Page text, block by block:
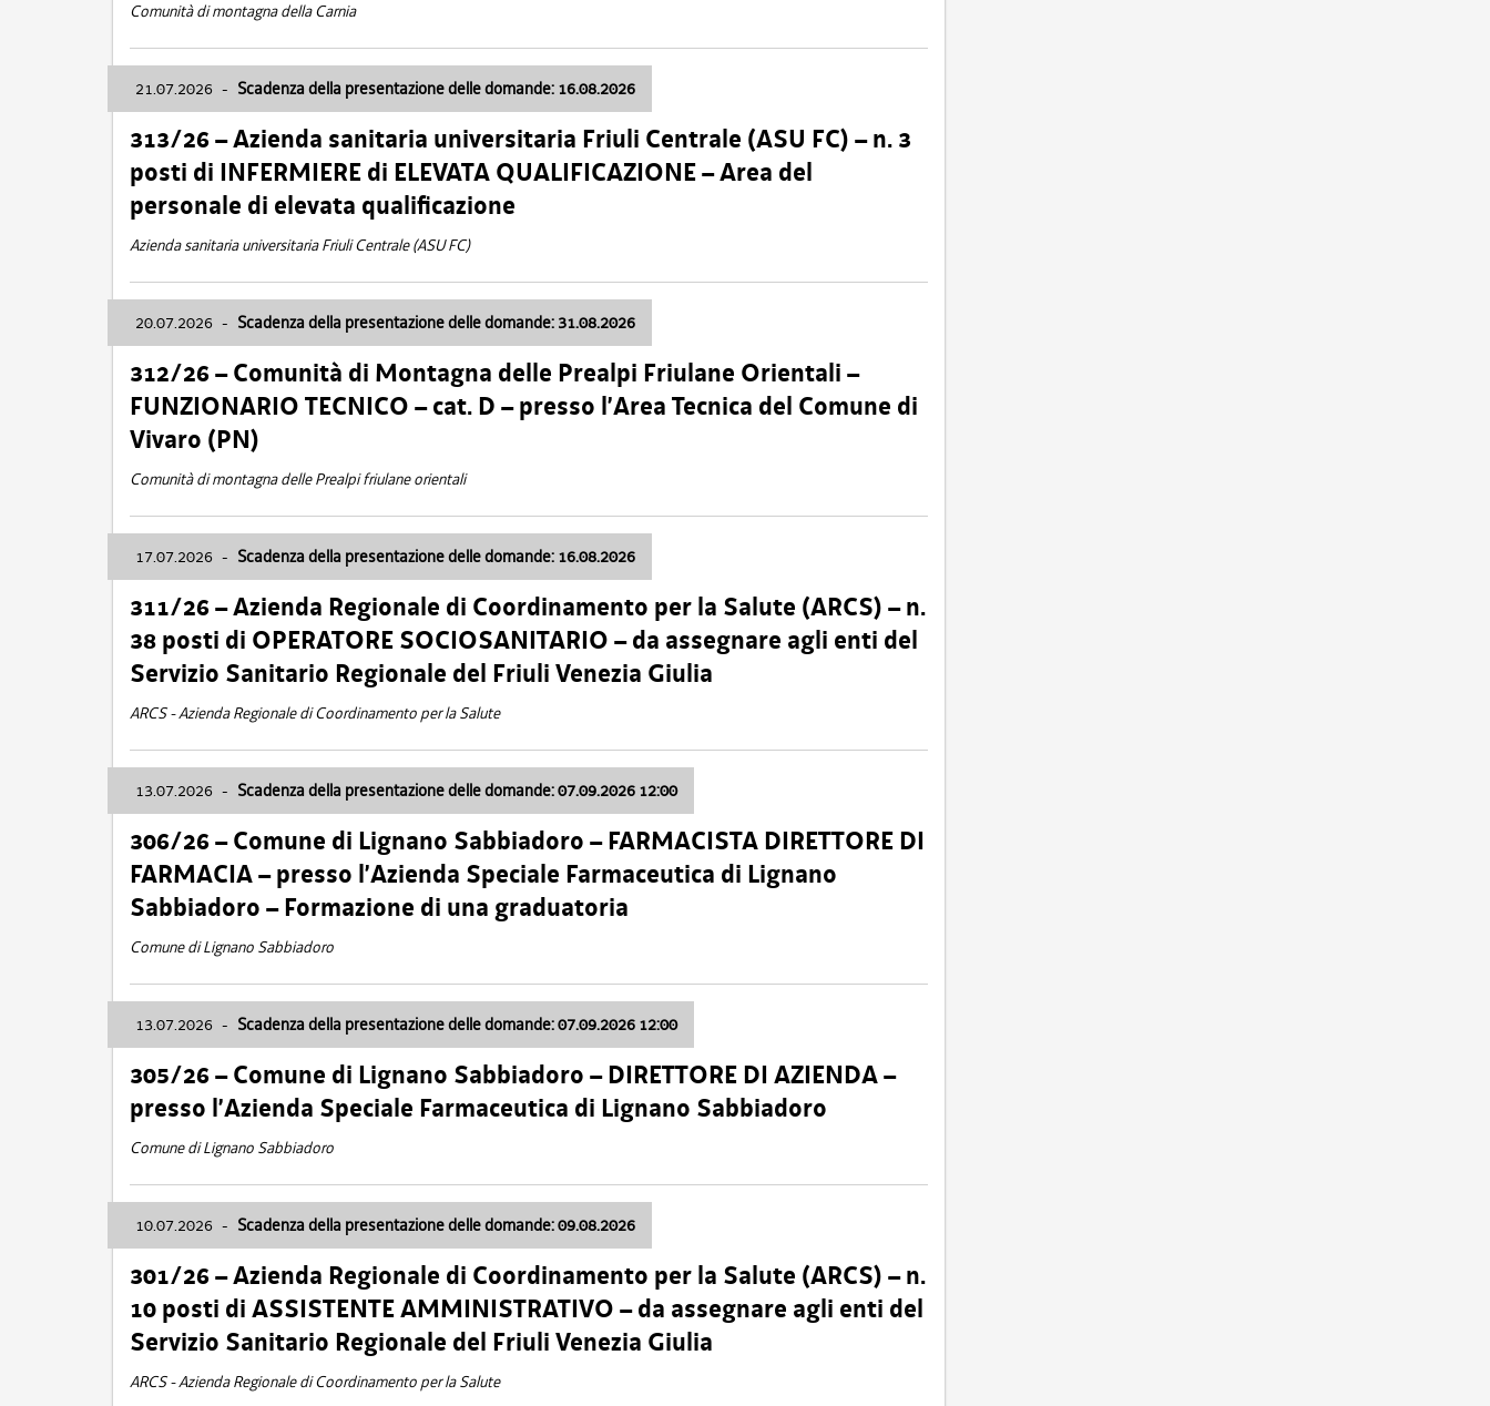
Comunità di montagna della Carnia
21.07.2026 - Scadenza della presentazione delle domande: 16.08.2026
313/26 – Azienda sanitaria universitaria Friuli Centrale (ASU FC) – n. 3
posti di INFERMIERE di ELEVATA QUALIFICAZIONE – Area del
personale di elevata qualificazione
Azienda sanitaria universitaria Friuli Centrale (ASU FC)
20.07.2026 - Scadenza della presentazione delle domande: 31.08.2026
312/26 – Comunità di Montagna delle Prealpi Friulane Orientali –
FUNZIONARIO TECNICO – cat. D – presso l’Area Tecnica del Comune di
Vivaro (PN)
Comunità di montagna delle Prealpi friulane orientali
17.07.2026 - Scadenza della presentazione delle domande: 16.08.2026
311/26 – Azienda Regionale di Coordinamento per la Salute (ARCS) – n.
38 posti di OPERATORE SOCIOSANITARIO – da assegnare agli enti del
Servizio Sanitario Regionale del Friuli Venezia Giulia
ARCS - Azienda Regionale di Coordinamento per la Salute
13.07.2026 - Scadenza della presentazione delle domande: 07.09.2026 12:00
306/26 – Comune di Lignano Sabbiadoro – FARMACISTA DIRETTORE DI
FARMACIA – presso l’Azienda Speciale Farmaceutica di Lignano
Sabbiadoro – Formazione di una graduatoria
Comune di Lignano Sabbiadoro
13.07.2026 - Scadenza della presentazione delle domande: 07.09.2026 12:00
305/26 – Comune di Lignano Sabbiadoro – DIRETTORE DI AZIENDA –
presso l’Azienda Speciale Farmaceutica di Lignano Sabbiadoro
Comune di Lignano Sabbiadoro
10.07.2026 - Scadenza della presentazione delle domande: 09.08.2026
301/26 – Azienda Regionale di Coordinamento per la Salute (ARCS) – n.
10 posti di ASSISTENTE AMMINISTRATIVO – da assegnare agli enti del
Servizio Sanitario Regionale del Friuli Venezia Giulia
ARCS - Azienda Regionale di Coordinamento per la Salute